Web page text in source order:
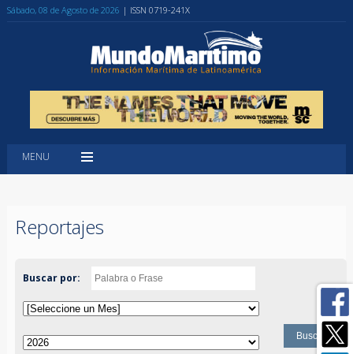
Sábado, 08 de Agosto de 2026 | ISSN 0719-241X
MENU
Reportajes
Buscar por: